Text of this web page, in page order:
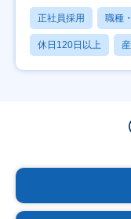
正社員採用 職種
休日120日以上